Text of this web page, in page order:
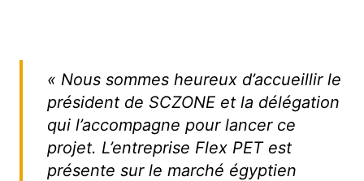
« Nous sommes heureux d’accueillir le
président de SCZONE et la délégation
qui l’accompagne pour lancer ce
projet. L’entreprise Flex PET est
présente sur le marché égyptien